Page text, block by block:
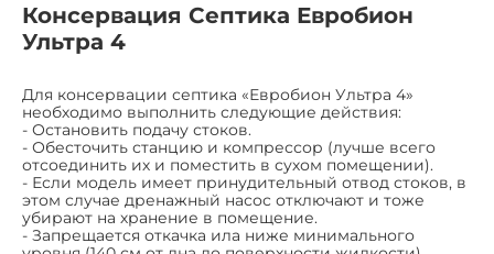
Консервация Септика Евробион
Ультра 4
Для консервации септика «Евробион Ультра 4»
необходимо выполнить следующие действия:
- Остановить подачу стоков.
- Обесточить станцию и компрессор (лучше всего
отсоединить их и поместить в сухом помещении).
- Если модель имеет принудительный отвод стоков, в
этом случае дренажный насос отключают и тоже
убирают на хранение в помещение.
- Запрещается откачка ила ниже минимального